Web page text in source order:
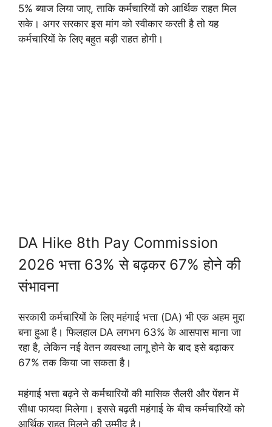
5% ब्याज लिया जाए, ताकि कर्मचारियों को आर्थिक राहत मिल
सके। अगर सरकार इस मांग को स्वीकार करती है तो यह
कर्मचारियों के लिए बहुत बड़ी राहत होगी।
DA Hike 8th Pay Commission
2026 भत्ता 63% से बढ़कर 67% होने की
संभावना
सरकारी कर्मचारियों के लिए महंगाई भत्ता (DA) भी एक अहम मुद्दा
बना हुआ है। फिलहाल DA लगभग 63% के आसपास माना जा
रहा है, लेकिन नई वेतन व्यवस्था लागू होने के बाद इसे बढ़ाकर
67% तक किया जा सकता है।
महंगाई भत्ता बढ़ने से कर्मचारियों की मासिक सैलरी और पेंशन में
सीधा फायदा मिलेगा। इससे बढ़ती महंगाई के बीच कर्मचारियों को
आर्थिक राहत मिलने की उम्मीद है।